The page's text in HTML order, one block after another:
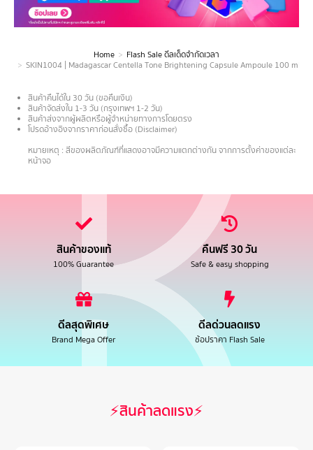
You are here: Home
Flash Sale ดีลเด็ดจำกัดเวลา
SKIN1004 | Madagascar Centella Tone Brightening Capsule Ampoule 100 ml
สินค้าคืนได้ใน 30 วัน (ขอคืนเงิน)
สินค้าจัดส่งใน 1-3 วัน (กรุงเทพฯ 1-2 วัน)
สินค้าส่งจากผู้ผลิตหรือผู้จำหน่ายทางการโดยตรง
โปรดอ้างอิงจากราคาก่อนสั่งซื้อ (Disclaimer)
หมายเหตุ : สีของผลิตภัณฑ์ที่แสดงอาจมีความแตกต่างกัน จากการตั้งค่าของแต่ละ
หน้าจอ
สินค้าของแท้
100% Guarantee
คืนฟรี 30 วัน
Safe & easy shopping
ดีลสุดพิเศษ
Brand Mega Offer
ดีลด่วนลดแรง
ช้อปราคา Flash Sale
⚡สินค้าลดแรง⚡